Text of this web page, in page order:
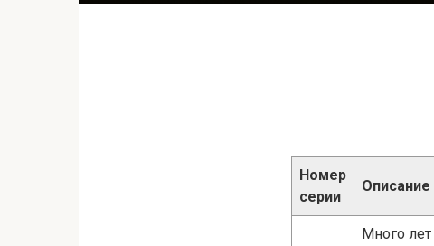
Номер
серии
Описание
Много